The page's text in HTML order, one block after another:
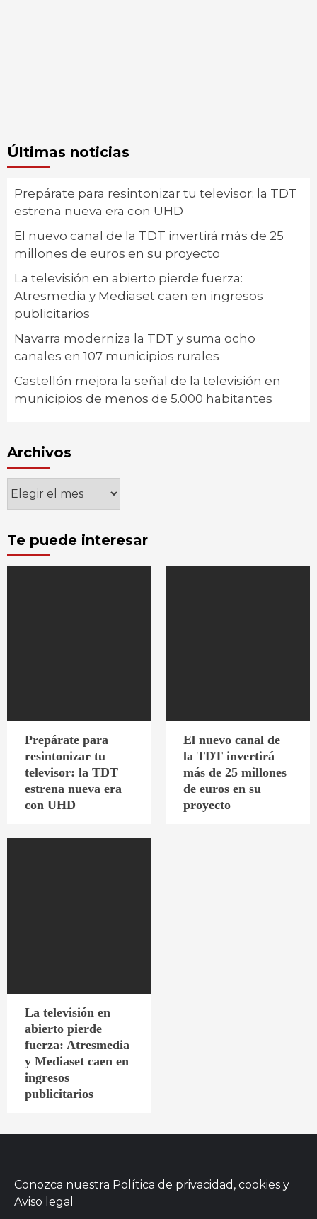
Últimas noticias
Prepárate para resintonizar tu televisor: la TDT
estrena nueva era con UHD
El nuevo canal de la TDT invertirá más de 25
millones de euros en su proyecto
La televisión en abierto pierde fuerza:
Atresmedia y Mediaset caen en ingresos
publicitarios
Navarra moderniza la TDT y suma ocho
canales en 107 municipios rurales
Castellón mejora la señal de la televisión en
municipios de menos de 5.000 habitantes
Archivos
Archivos
Te puede interesar
Prepárate para
resintonizar tu
televisor: la TDT
estrena nueva era
con UHD
El nuevo canal de
la TDT invertirá
más de 25 millones
de euros en su
proyecto
La televisión en
abierto pierde
fuerza: Atresmedia
y Mediaset caen en
ingresos
publicitarios
Conozca nuestra Política de privacidad, cookies y
Aviso legal